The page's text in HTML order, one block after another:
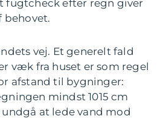
fugtcheck efter regn giver
behovet.
vej. Et generelt fald
væk fra huset er som regel
afstand til bygninger:
mindst 1015 cm
at lede vand mod